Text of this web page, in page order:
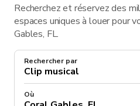
Recherchez et réservez des
espaces uniques à louer pour
Gables, FL.
Rechercher par
Où